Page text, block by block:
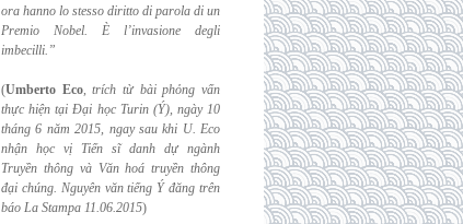
ora hanno lo stesso diritto di parola di un
Premio Nobel. È l’invasione degli
imbecilli.”
(Umberto Eco,trích từ bài phỏng vấn
thực hiện tại Đại học Turin (Ý), ngày 10
tháng 6 năm 2015, ngay sau khi U. Eco
nhận học vị Tiến sĩ danh dự ngành
Truyền thông và Văn hoá truyền thông
đại chúng. Nguyên văn tiếng Ý đăng trên
báo La Stampa 11.06.2015)